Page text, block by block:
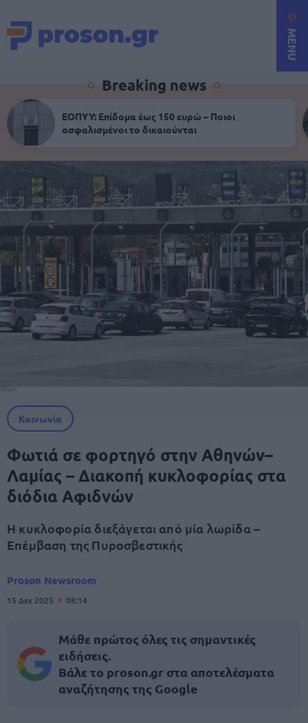
MENU
Breaking news
ΕΟΠΥΥ: Επίδομα έως 150 ευρώ – Ποιοι
ασφαλισμένοι το δικαιούνται
Κοινωνία
Φωτιά σε φορτηγό στην Αθηνών–
Λαμίας – Διακοπή κυκλοφορίας στα
διόδια Αφιδνών
Η κυκλοφορία διεξάγεται από μία λωρίδα –
Επέμβαση της Πυροσβεστικής
Proson Newsroom
15 Δεκ 2025 08:14
Μάθε πρώτος όλες τις σημαντικές
ειδήσεις.
Βάλε το proson.gr στα αποτελέσματα
αναζήτησης της Google